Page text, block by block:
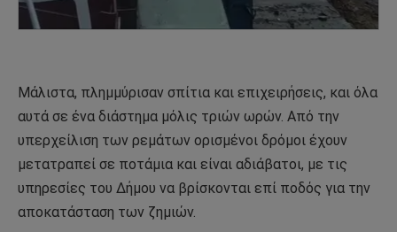
Μάλιστα, πλημμύρισαν σπίτια και επιχειρήσεις, και όλα
αυτά σε ένα διάστημα μόλις τριών ωρών. Από την
υπερχείλιση των ρεμάτων ορισμένοι δρόμοι έχουν
μετατραπεί σε ποτάμια και είναι αδιάβατοι, με τις
υπηρεσίες του Δήμου να βρίσκονται επί ποδός για την
αποκατάσταση των ζημιών.